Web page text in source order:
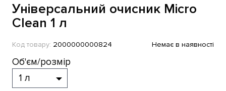
Універсальний очисник Micro
Clean 1 л
Код товару: 2000000000824 Немає в наявності
Об'єм/розмір